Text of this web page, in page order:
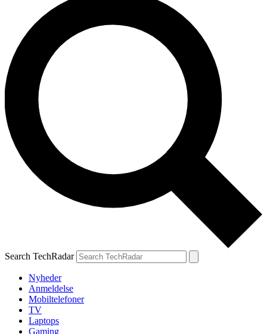
Search TechRadar
Nyheder
Anmeldelse
Mobiltelefoner
TV
Laptops
Gaming